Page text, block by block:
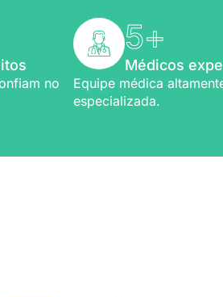
no
5+
Médicos
Equipe médica
especializada.